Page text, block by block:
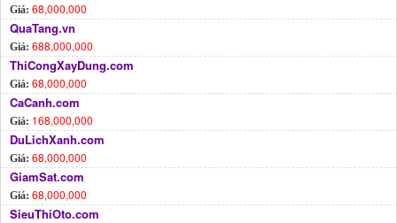
Giá: 68,000,000
QuaTang.vn
Giá: 688,000,000
ThiCongXayDung.com
Giá: 68,000,000
CaCanh.com
Giá: 168,000,000
DuLichXanh.com
Giá: 68,000,000
GiamSat.com
Giá: 68,000,000
SieuThiOto.com